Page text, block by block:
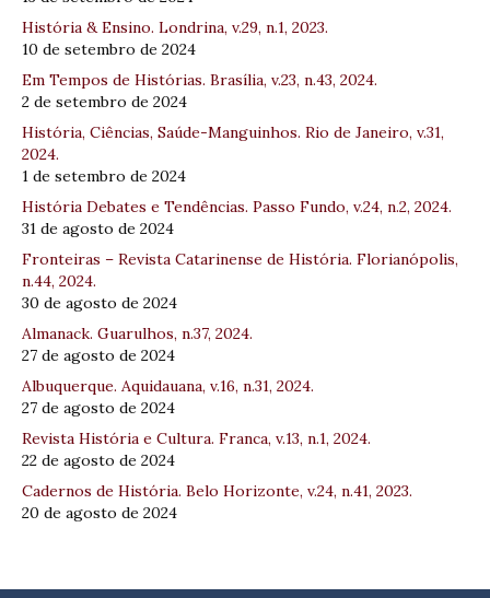
História & Ensino. Londrina, v.29, n.1, 2023.
10 de setembro de 2024
Em Tempos de Histórias. Brasília, v.23, n.43, 2024.
2 de setembro de 2024
História, Ciências, Saúde-Manguinhos. Rio de Janeiro, v.31,
2024.
1 de setembro de 2024
História Debates e Tendências. Passo Fundo, v.24, n.2, 2024.
31 de agosto de 2024
Fronteiras – Revista Catarinense de História. Florianópolis,
n.44, 2024.
30 de agosto de 2024
Almanack. Guarulhos, n.37, 2024.
27 de agosto de 2024
Albuquerque. Aquidauana, v.16, n.31, 2024.
27 de agosto de 2024
Revista História e Cultura. Franca, v.13, n.1, 2024.
22 de agosto de 2024
Cadernos de História. Belo Horizonte, v.24, n.41, 2023.
20 de agosto de 2024